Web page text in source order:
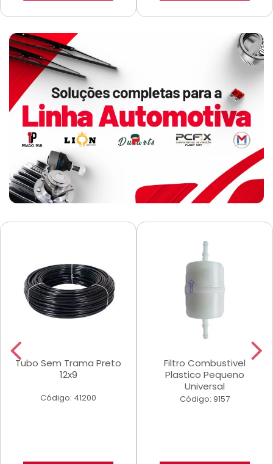
Tubo Sem Trama Preto
12x9
Código: 41200
Filtro Combustivel
Plastico Pequeno
Universal
Código: 9157